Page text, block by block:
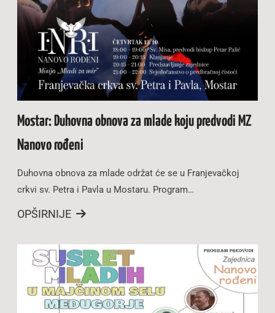
Mostar: Duhovna obnova za mlade koju predvodi MZ
Nanovo rođeni
Duhovna obnova za mlade održat će se u Franjevačkoj
crkvi sv. Petra i Pavla u Mostaru. Program…
OPŠIRNIJE